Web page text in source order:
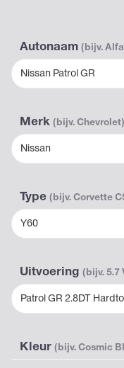
Autonaam (bijv.
Nissan Patrol GR
Merk (bijv. Chevrolet)
Nissan
Type (bijv. Corvette
Y60
Uitvoering (bijv. 5.7
Patrol GR 2.8DT
Kleur (bijv. Cosmic